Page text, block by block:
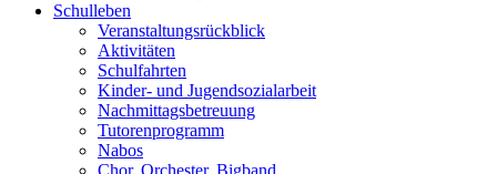
Schulleben
Veranstaltungsrückblick
Aktivitäten
Schulfahrten
Kinder- und Jugendsozialarbeit
Nachmittagsbetreuung
Tutorenprogramm
Nabos
Chor, Orchester, Bigband